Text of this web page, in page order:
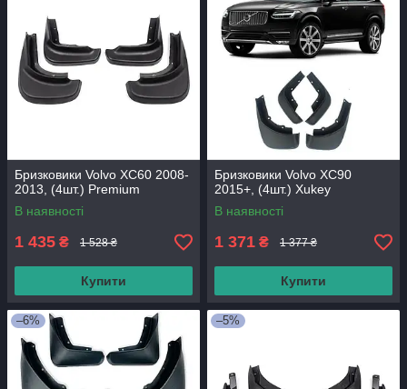
Бризковики Volvo XC60 2008-
2013, (4шт.) Premium
В наявності
1 435 ₴ 1 528 ₴
Купити
Бризковики Volvo XC90
2015+, (4шт.) Xukey
В наявності
1 371 ₴ 1 377 ₴
Купити
–6% –5%